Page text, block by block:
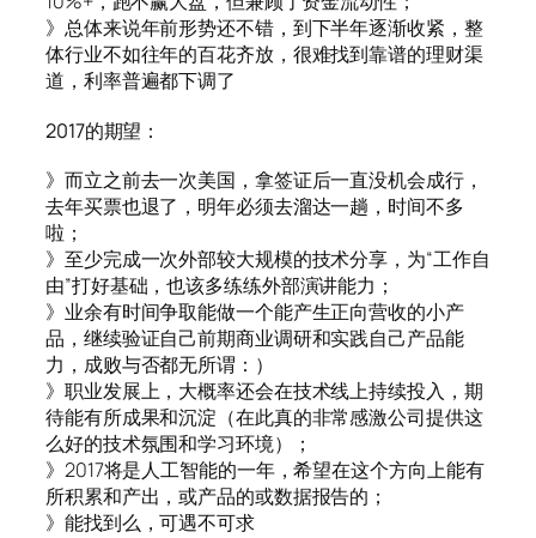
》总体来说年前形势还不错，到下半年逐渐收紧，整
体行业不如往年的百花齐放，很难找到靠谱的理财渠
道，利率普遍都下调了
2017的期望：
》而立之前去一次美国，拿签证后一直没机会成行，
去年买票也退了，明年必须去溜达一趟，时间不多
啦；
》至少完成一次外部较大规模的技术分享，为“工作自
由”打好基础，也该多练练外部演讲能力；
》业余有时间争取能做一个能产生正向营收的小产
品，继续验证自己前期商业调研和实践自己产品能
力，成败与否都无所谓：）
》职业发展上，大概率还会在技术线上持续投入，期
待能有所成果和沉淀（在此真的非常感激公司提供这
么好的技术氛围和学习环境）；
》2017将是人工智能的一年，希望在这个方向上能有
所积累和产出，或产品的或数据报告的；
》能找到么，可遇不可求